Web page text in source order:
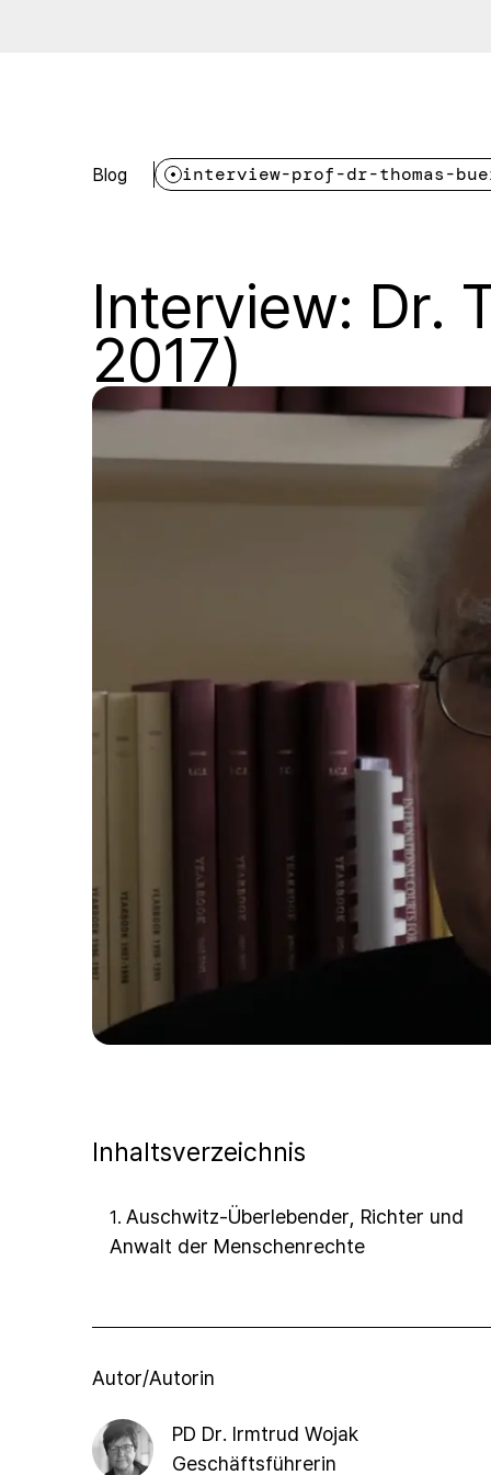
Blog interview-prof-dr-thomas-
Interview: Dr.
2017)
Inhaltsverzeichnis
1. Auschwitz-Überlebender, Richter und
Anwalt der Menschenrechte
Autor/Autorin
PD Dr. Irmtrud Wojak
Geschäftsführerin